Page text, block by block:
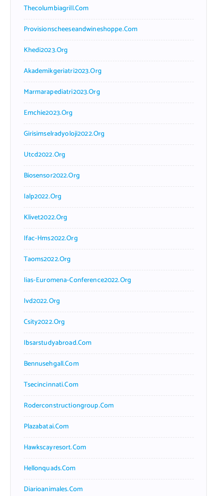
Thecolumbiagrill.com
Provisionscheeseandwineshoppe.com
Khedi2023.org
Akademikgeriatri2023.org
Marmarapediatri2023.org
Emchie2023.org
Girisimselradyoloji2022.org
Utcd2022.org
Biosensor2022.org
Ialp2022.org
Klivet2022.org
Ifac-Hms2022.org
Taoms2022.org
Iias-Euromena-Conference2022.org
Ivd2022.org
Csity2022.org
Ibsarstudyabroad.com
Bennusehgall.com
Tsecincinnati.com
Roderconstructiongroup.com
Plazabatai.com
Hawkscayresort.com
Hellonquads.com
Diarioanimales.com